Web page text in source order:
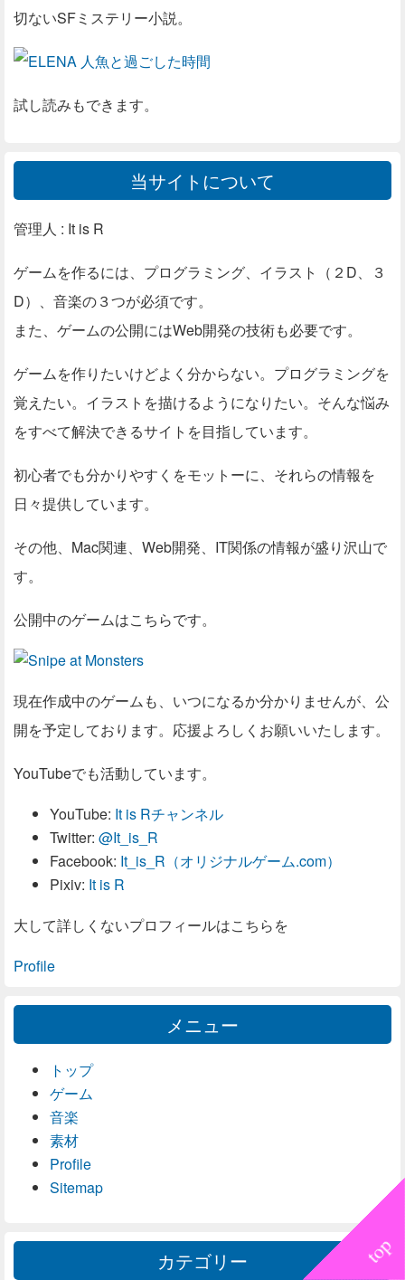
切ないSFミステリー小説。
試し読みもできます。
当サイトについて
管理人 : It is R
ゲームを作るには、プログラミング、イラスト（２D、３
D）、音楽の３つが必須です。
また、ゲームの公開にはWeb開発の技術も必要です。
ゲームを作りたいけどよく分からない。プログラミングを
覚えたい。イラストを描けるようになりたい。そんな悩み
をすべて解決できるサイトを目指しています。
初心者でも分かりやすくをモットーに、それらの情報を
日々提供しています。
その他、Mac関連、Web開発、IT関係の情報が盛り沢山で
す。
公開中のゲームはこちらです。
現在作成中のゲームも、いつになるか分かりませんが、公
開を予定しております。応援よろしくお願いいたします。
YouTubeでも活動しています。
YouTube: It is Rチャンネル
Twitter: @It_is_R
Facebook: It_is_R（オリジナルゲーム.com）
Pixiv: It is R
大して詳しくないプロフィールはこちらを
Profile
メニュー
トップ
ゲーム
音楽
素材
Profile
Sitemap
カテゴリー